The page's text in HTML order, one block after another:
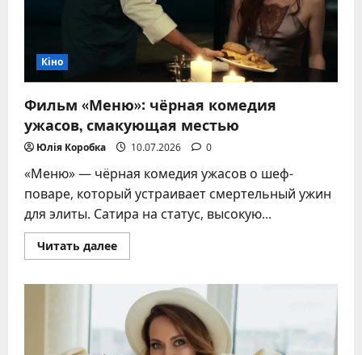
Кіно
Фильм «Меню»: чёрная комедия
ужасов, смакующая местью
Юлія Коробка 10.07.2026 0
«Меню» — чёрная комедия ужасов о шеф-
поваре, который устраивает смертельный ужин
для элиты. Сатира на статус, высокую...
Читать далееПрочитать
больше
«Меню»:
чёрная
комедия
ужасов,
смакующая
местью